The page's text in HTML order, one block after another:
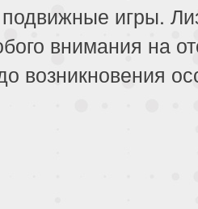
подвижные игры.
внимания на
возникновения